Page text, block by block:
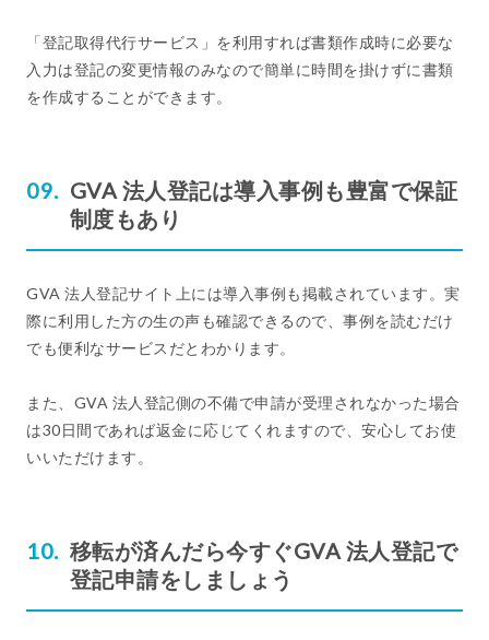
「登記取得代行サービス」を利用すれば書類作成時に必要な
入力は登記の変更情報のみなので簡単に時間を掛けずに書類
を作成することができます。
GVA 法人登記は導入事例も豊富で保証
制度もあり
GVA 法人登記サイト上には導入事例も掲載されています。実
際に利用した方の生の声も確認できるので、事例を読むだけ
でも便利なサービスだとわかります。
また、GVA 法人登記側の不備で申請が受理されなかった場合
は30日間であれば返金に応じてくれますので、安心してお使
いいただけます。
移転が済んだら今すぐGVA 法人登記で
登記申請をしましょう